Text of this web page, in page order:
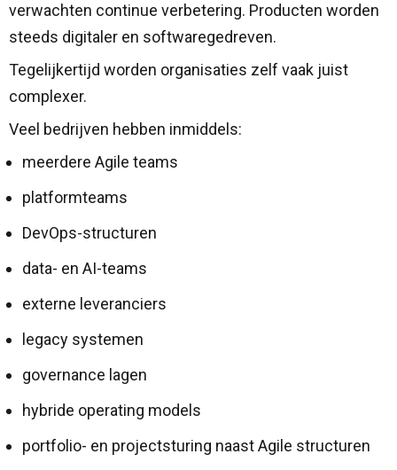
verwachten continue verbetering. Producten worden
steeds digitaler en softwaregedreven.
Tegelijkertijd worden organisaties zelf vaak juist
complexer.
Veel bedrijven hebben inmiddels:
meerdere Agile teams
platformteams
DevOps-structuren
data- en AI-teams
externe leveranciers
legacy systemen
governance lagen
hybride operating models
portfolio- en projectsturing naast Agile structuren